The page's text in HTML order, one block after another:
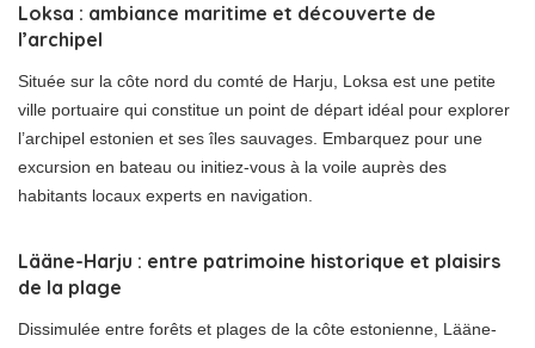
Loksa : ambiance maritime et découverte de
l’archipel
Située sur la côte nord du comté de Harju, Loksa est une petite
ville portuaire qui constitue un point de départ idéal pour explorer
l’archipel estonien et ses îles sauvages. Embarquez pour une
excursion en bateau ou initiez-vous à la voile auprès des
habitants locaux experts en navigation.
Lääne-Harju : entre patrimoine historique et plaisirs
de la plage
Dissimulée entre forêts et plages de la côte estonienne, Lääne-